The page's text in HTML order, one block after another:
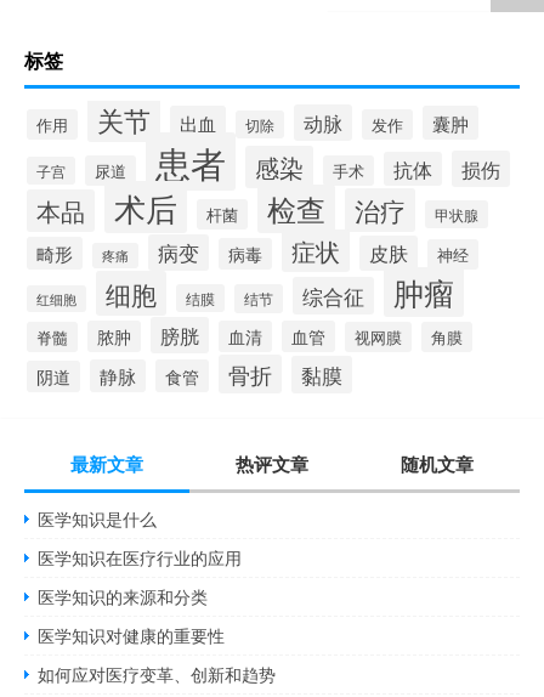
标签
作用 关节 出血 切除 动脉 发作 囊肿
子宫 尿道 患者 感染 手术 抗体 损伤
本品 术后 杆菌 检查 治疗 甲状腺
畸形 疼痛 病变 病毒 症状 皮肤 神经
红细胞 细胞 结膜 结节 综合征 肿瘤
脊髓 脓肿 膀胱 血清 血管 视网膜 角膜
阴道 静脉 食管 骨折 黏膜
最新文章 热评文章 随机文章
医学知识是什么
医学知识在医疗行业的应用
医学知识的来源和分类
医学知识对健康的重要性
如何应对医疗变革、创新和趋势